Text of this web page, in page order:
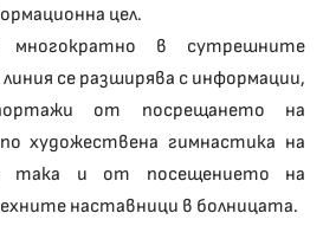
цел.
многократно в сутрешните
се разширява с информации,
от посрещането на
художествена гимнастика на
така и от посещението на
наставници в болницата.